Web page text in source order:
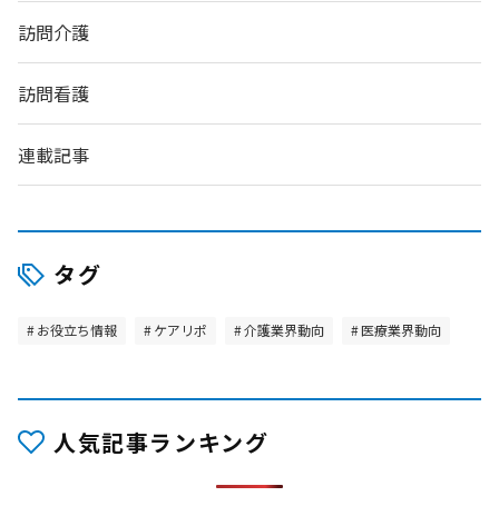
訪問介護
訪問看護
連載記事
タグ
お役立ち情報 ケアリポ 介護業界動向 医療業界動向
人気記事ランキング